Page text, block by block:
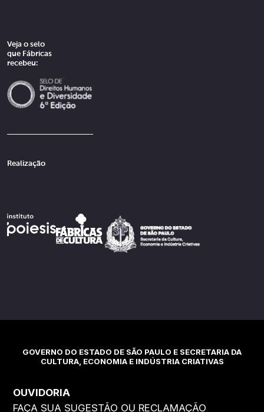
Veja o selo
que Fábricas
recebeu:
Realização
GOVERNO DO ESTADO DE SÃO PAULO E SECRETARIA DA
CULTURA, ECONOMIA E INDÚSTRIA CRIATIVAS
OUVIDORIA
FAÇA SUA SUGESTÃO OU RECLAMAÇÃO